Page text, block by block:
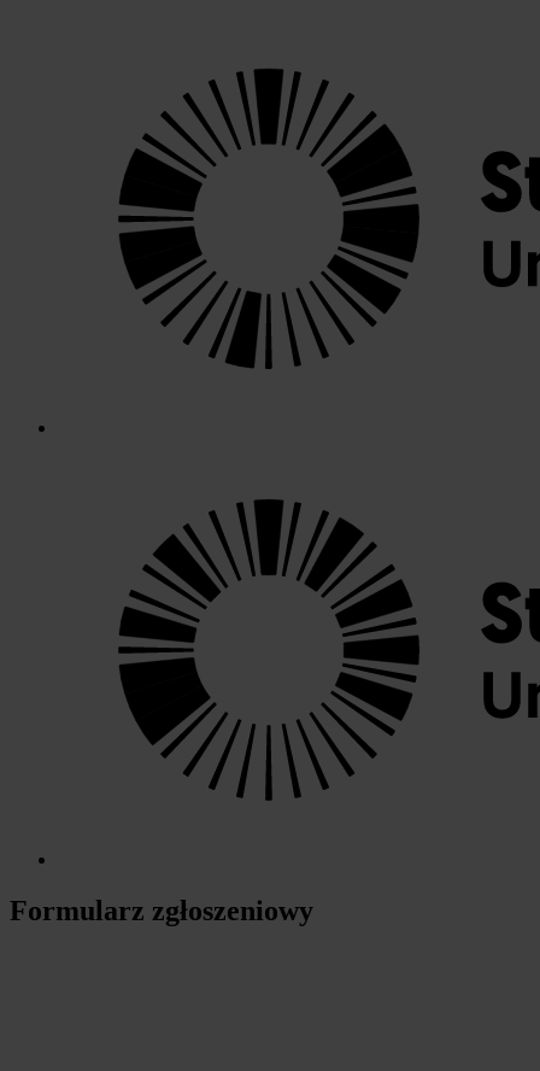
Formularz zgłoszeniowy